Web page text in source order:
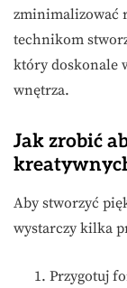
zminimalizować
technikom
który doskonale
wnętrza.
Jak zrobić
Aby stworzyć
wystarczy kilka
Przygotuj